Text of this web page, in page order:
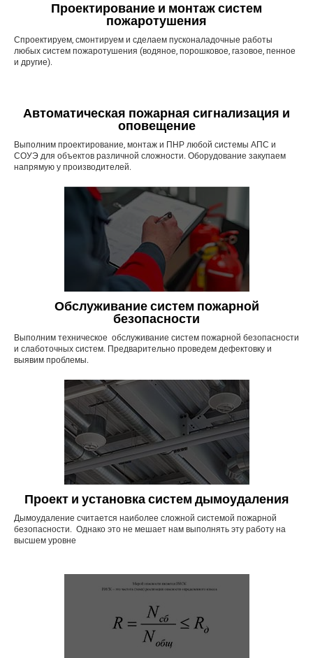
Проектирование и монтаж систем
пожаротушения
Спроектируем, смонтируем и сделаем пусконаладочные работы
любых систем пожаротушения (водяное, порошковое, газовое, пенное
и другие).
Автоматическая пожарная сигнализация и
оповещение
Выполним проектирование, монтаж и ПНР любой системы АПС и
СОУЭ для объектов различной сложности. Оборудование закупаем
напрямую у производителей.
Обслуживание систем пожарной
безопасности
Выполним техническое обслуживание систем пожарной безопасности
и слаботочных систем. Предварительно проведем дефектовку и
выявим проблемы.
Проект и установка систем дымоудаления
Дымоудаление считается наиболее сложной системой пожарной
безопасности. Однако это не мешает нам выполнять эту работу на
высшем уровне